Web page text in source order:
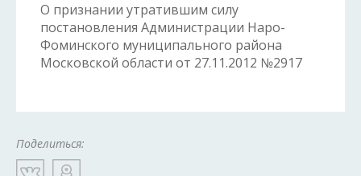
О признании утратившим силу
постановления Администрации Наро-
Фоминского муниципального района
Московской области от 27.11.2012 №2917
Поделиться: